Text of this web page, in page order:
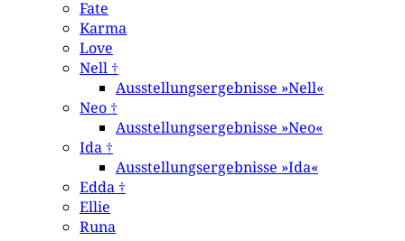
Fate
Karma
Love
Nell †
Ausstellungsergebnisse »Nell«
Neo †
Ausstellungsergebnisse »Neo«
Ida †
Ausstellungsergebnisse »Ida«
Edda †
Ellie
Runa